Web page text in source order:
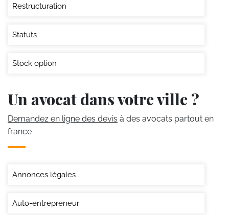
Restructuration
Statuts
Stock option
Un avocat dans votre ville ?
Demandez en ligne des devis à des avocats partout en
france
Annonces légales
Auto-entrepreneur